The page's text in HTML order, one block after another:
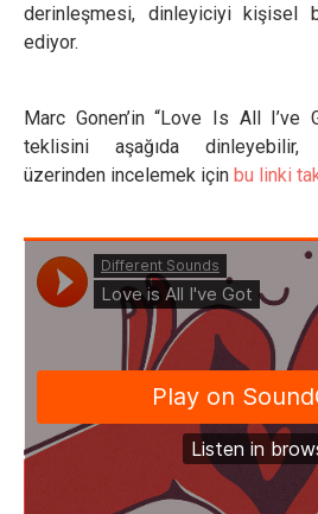
derinleşmesi, dinleyiciyi kişisel
ediyor.
Marc Gonen’in “Love Is All I’ve
teklisini aşağıda dinleyebilir,
üzerinden incelemek için bu linki